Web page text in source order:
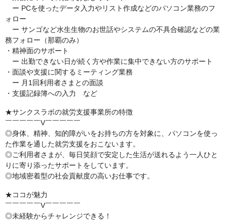
ー PCを使ったデータ入力やリスト作成などのパソコン業務のフ
ォロー
ー サンゴなど水生生物のお世話やシステムの不具合確認などの業
務フォロー（那覇のみ）
・精神面のサポート
ー 出勤できない日が続く方や作業に集中できない方のサポート
・面談や支援に関するミーティング業務
ー 月1回利用者さまとの面談
・支援記録簿への入力 など
★サンクスラボの就労支援事業所の特徴
￣￣￣￣￣V￣￣￣￣￣
◎身体、精神、知的障がいをお持ちの方を対象に、パソコンを使っ
た作業を通した就労支援をおこないます。
◎ご利用者さまが、毎日笑顔で安定した生活が送れるよう一人ひと
りに寄り添ったサポートをしています。
◎地域密着型の社会貢献度の高いお仕事です。
★ココが魅力
￣￣￣￣￣V￣￣￣￣￣
◎未経験からチャレンジできる！